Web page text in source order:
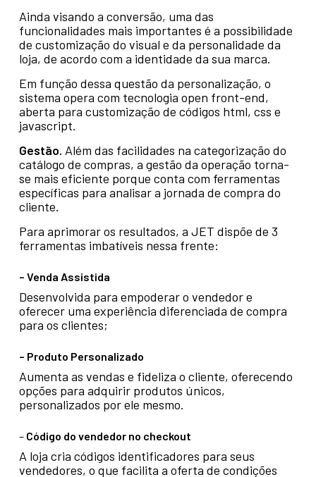
Ainda visando a conversão, uma das
funcionalidades mais importantes é a possibilidade
de customização do visual e da personalidade da
loja, de acordo com a identidade da sua marca.
Em função dessa questão da personalização, o
sistema opera com tecnologia open front-end,
aberta para customização de códigos html, css e
javascript.
Gestão. Além das facilidades na categorização do
catálogo de compras, a gestão da operação torna-
se mais eficiente porque conta com ferramentas
específicas para analisar a jornada de compra do
cliente.
Para aprimorar os resultados, a JET dispõe de 3
ferramentas imbatíveis nessa frente:
– Venda Assistida
Desenvolvida para empoderar o vendedor e
oferecer uma experiência diferenciada de compra
para os clientes;
– Produto Personalizado
Aumenta as vendas e fideliza o cliente, oferecendo
opções para adquirir produtos únicos,
personalizados por ele mesmo.
– Código do vendedor no checkout
A loja cria códigos identificadores para seus
vendedores, o que facilita a oferta de condições